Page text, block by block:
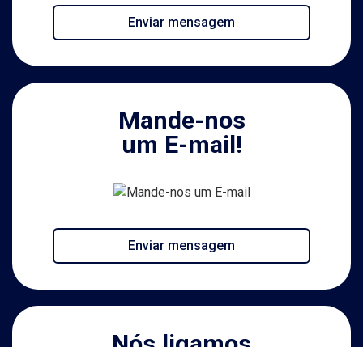
Enviar mensagem
Mande-nos
um E-mail!
Enviar mensagem